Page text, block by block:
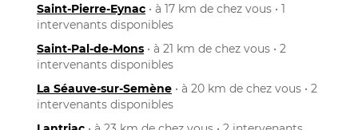
Saint-Pierre-Eynac • à 17 km de chez vous • 1
intervenants disponibles
Saint-Pal-de-Mons • à 21 km de chez vous • 2
intervenants disponibles
La Séauve-sur-Semène • à 20 km de chez vous • 2
intervenants disponibles